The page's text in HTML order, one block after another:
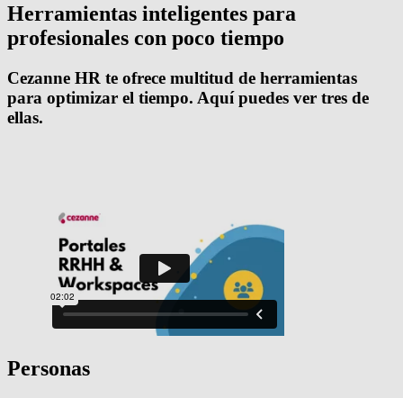
Herramientas inteligentes para
profesionales con poco tiempo
Cezanne HR te ofrece multitud de herramientas
para optimizar el tiempo. Aquí puedes ver tres de
ellas.
Personas